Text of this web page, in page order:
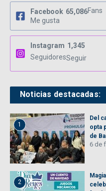
Facebook 65,086Fans
Me gusta
Instagram 1,345
SeguidoresSeguir
Noticias destacadas:
1
Del
opta
de
6 de
2